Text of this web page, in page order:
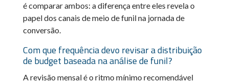
é comparar ambos: a diferença entre eles revela o
papel dos canais de meio de funil na jornada de
conversão.
Com que frequência devo revisar a distribuição
de budget baseada na análise de funil?
A revisão mensal é o ritmo mínimo recomendável